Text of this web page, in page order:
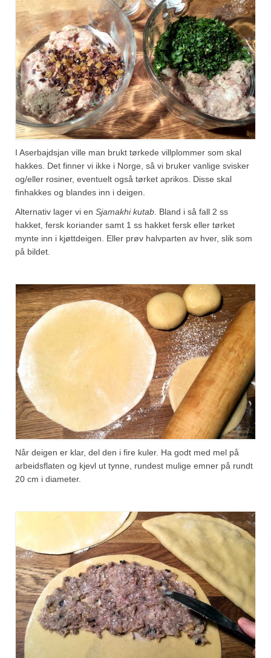
I Aserbajdsjan ville man brukt tørkede villplommer som skal
hakkes. Det finner vi ikke i Norge, så vi bruker vanlige svisker
og/eller rosiner, eventuelt også tørket aprikos. Disse skal
finhakkes og blandes inn i deigen.
Alternativ lager vi en Sjamakhi kutab. Bland i så fall 2 ss
hakket, fersk koriander samt 1 ss hakket fersk eller tørket
mynte inn i kjøttdeigen. Eller prøv halvparten av hver, slik som
på bildet.
Når deigen er klar, del den i fire kuler. Ha godt med mel på
arbeidsflaten og kjevl ut tynne, rundest mulige emner på rundt
20 cm i diameter.